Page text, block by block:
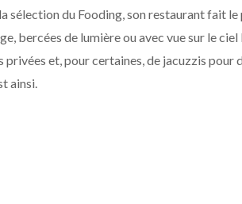
sélection du Fooding, son restaurant fait
bercées de lumière ou avec vue sur le
et, pour certaines, de jacuzzis pour
ainsi.